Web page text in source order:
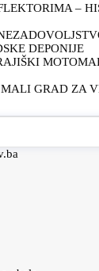
–
DEPONIJE
GRAD ZA